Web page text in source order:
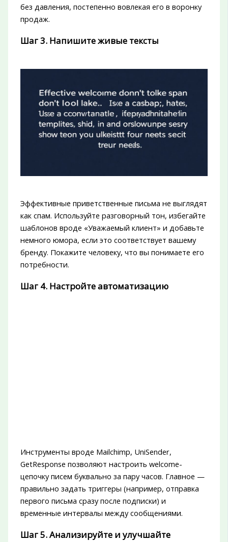
без давления, постепенно вовлекая его в воронку
продаж.
Шаг 3. Напишите живые тексты
Эффективные приветственные письма не выглядят
как спам. Используйте разговорный тон, избегайте
шаблонов вроде «Уважаемый клиент» и добавьте
немного юмора, если это соответствует вашему
бренду. Покажите человеку, что вы понимаете его
потребности.
Шаг 4. Настройте автоматизацию
Инструменты вроде Mailchimp, UniSender,
GetResponse позволяют настроить welcome-
цепочку писем буквально за пару часов. Главное —
правильно задать триггеры (например, отправка
первого письма сразу после подписки) и
временные интервалы между сообщениями.
Шаг 5. Анализируйте и улучшайте